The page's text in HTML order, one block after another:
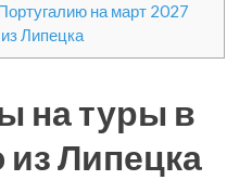
на март 2027
Липецка
на туры в
Липецка